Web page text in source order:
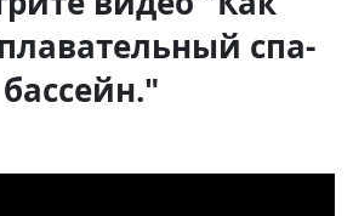
спа-
бассейн."